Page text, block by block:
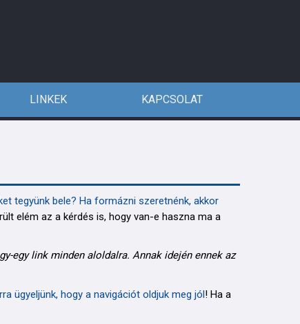
LINKEK KAPCSOLAT
tegyünk bele? Ha formázni szeretnénk, akkor
elém az a kérdés is, hogy van-e haszna ma a
egy link minden aloldalra. Annak idején ennek az
ügyeljünk, hogy a navigációt oldjuk meg jól! Ha a